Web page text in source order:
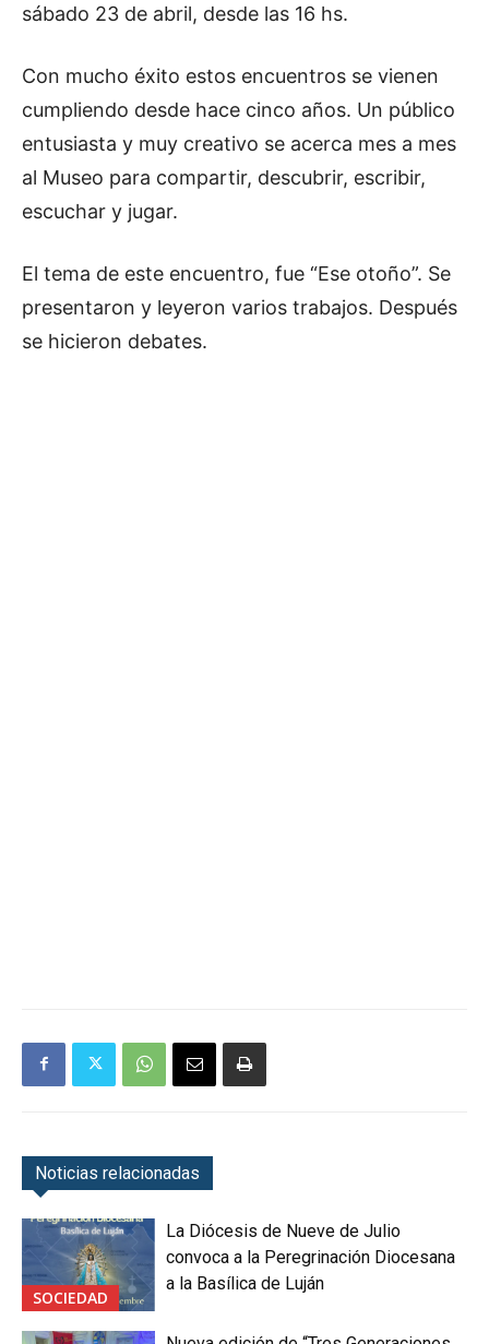
sábado 23 de abril, desde las 16 hs.
Con mucho éxito estos encuentros se vienen
cumpliendo desde hace cinco años. Un público
entusiasta y muy creativo se acerca mes a mes
al Museo para compartir, descubrir, escribir,
escuchar y jugar.
El tema de este encuentro, fue “Ese otoño”. Se
presentaron y leyeron varios trabajos. Después
se hicieron debates.
Noticias relacionadas
SOCIEDAD
La Diócesis de Nueve de Julio
convoca a la Peregrinación Diocesana
a la Basílica de Luján